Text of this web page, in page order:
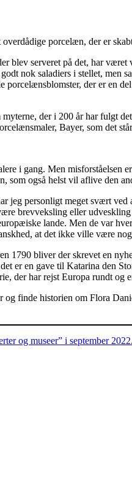
porcelæn, der er
blev serveret på det, har
nok saladiers i stellet,
porcelænsblomster, der er en
der i 200 år har fulgt
Bayer, som det
i gang. Men misforståelsen
som også helst vil aflive den
jeg personligt meget svært
brevveksling eller
lande. Men de var
at det ikke ville være
1790 bliver der skrevet en
er en gave til Katarina den
der har rejst Europa rundt
finde historien om Flora
og museer” i september 2022.